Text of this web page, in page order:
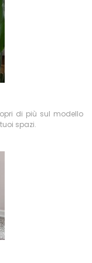
di più sul modello
spazi.